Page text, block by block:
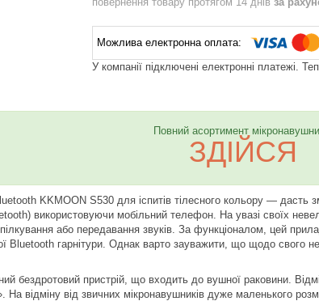
У компанії підключені електронні платежі.
Повний асортимент
ЗДІЙСЯ
KKMOON S530 для іспитів тілесного кольору — дасть
використовуючи мобільний телефон. На увазі своїх
або передавання звуків. За функціоналом, цей
Bluetooth гарнітури. Однак варто зауважити, що щодо свого
бездротовий пристрій, що входить до вушної раковини.
На відміну від звичних мікронавушників дуже маленького